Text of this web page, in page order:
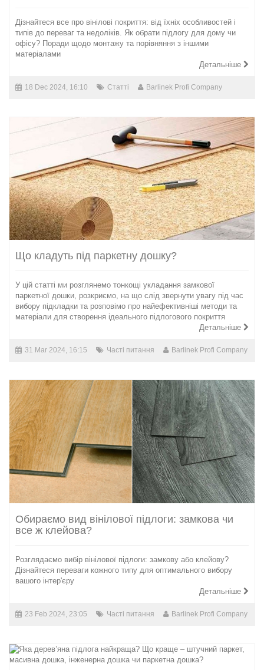
Дізнайтеся все про вінілові покриття: від їхніх особливостей і
типів до переваг та недоліків. Як обрати підлогу для дому чи
офісу? Поради щодо монтажу та порівняння з іншими
матеріалами
Детальніше
18 Dec 2024, 16:10 Статті Barlinek Profi Company
Що кладуть під паркетну дошку?
У цій статті ми розглянемо тонкощі укладання замкової
паркетної дошки, розкриємо, на що слід звернути увагу під час
вибору підкладки та розповімо про найефективніші методи та
матеріали для створення ідеального підлогового покриття
Детальніше
31 Mar 2024, 16:15 Часті питання Barlinek Profi Company
Обираємо вид вінілової підлоги: замкова чи
все ж клейова?
Розглядаємо вибір вінілової підлоги: замкову або клейову?
Дізнайтеся переваги кожного типу для оптимального вибору
вашого інтер'єру
Детальніше
23 Feb 2024, 23:05 Часті питання Barlinek Profi Company